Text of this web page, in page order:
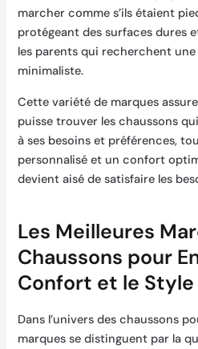
marcher comme s’ils étaient
protégeant des surfaces dures
les parents qui recherchent
minimaliste.
Cette variété de marques
puisse trouver les chaussons
à ses besoins et préférences,
personnalisé et un confort
devient aisé de satisfaire les
Les Meilleures
Chaussons pour
Confort et le Style
Dans l’univers des chaussons
marques se distinguent par la